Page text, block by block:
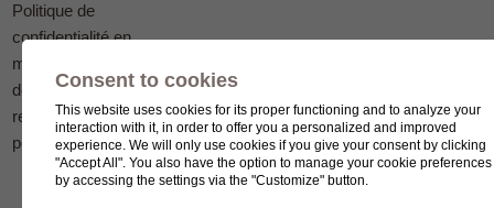
Politique de
confidentialité en
matière
de protection des
renseignements
personnels
Consent to cookies
This website uses cookies for its proper functioning and to analyze your
interaction with it, in order to offer you a personalized and improved
experience. We will only use cookies if you give your consent by clicking
"Accept All". You also have the option to manage your cookie preferences
by accessing the settings via the "Customize" button.